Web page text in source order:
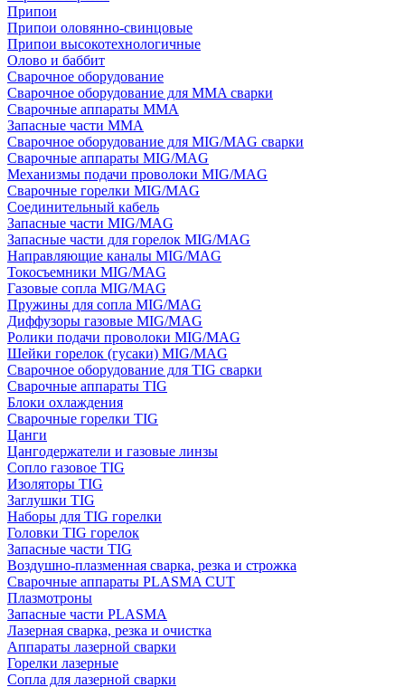
Припои
Припои оловянно-свинцовые
Припои высокотехнологичные
Олово и баббит
Сварочное оборудование
Сварочное оборудование для MMA сварки
Сварочные аппараты MMA
Запасные части MMA
Сварочное оборудование для MIG/MAG сварки
Сварочные аппараты MIG/MAG
Механизмы подачи проволоки MIG/MAG
Сварочные горелки MIG/MAG
Соединительный кабель
Запасные части MIG/MAG
Запасные части для горелок MIG/MAG
Направляющие каналы MIG/MAG
Токосъемники MIG/MAG
Газовые сопла MIG/MAG
Пружины для сопла MIG/MAG
Диффузоры газовые MIG/MAG
Ролики подачи проволоки MIG/MAG
Шейки горелок (гусаки) MIG/MAG
Сварочное оборудование для TIG сварки
Сварочные аппараты TIG
Блоки охлаждения
Сварочные горелки TIG
Цанги
Цангодержатели и газовые линзы
Сопло газовое TIG
Изоляторы TIG
Заглушки TIG
Наборы для TIG горелки
Головки TIG горелок
Запасные части TIG
Воздушно-плазменная сварка, резка и строжка
Сварочные аппараты PLASMA CUT
Плазмотроны
Запасные части PLASMA
Лазерная сварка, резка и очистка
Аппараты лазерной сварки
Горелки лазерные
Сопла для лазерной сварки